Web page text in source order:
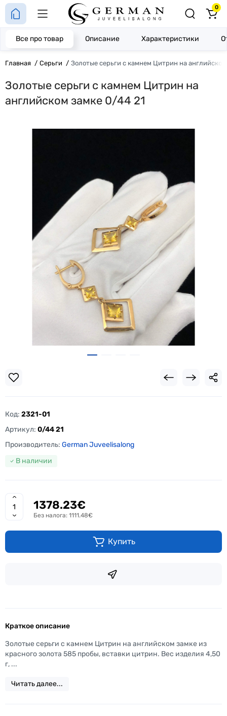
0
Главная Серьги Золотые серьги с камнем Цитрин на
Золотые серьги с камнем Цитрин на
английском замке 0/44 21
Все про товар Описание Характеристики
Код: 2321-01
Артикул: 0/44 21
Производитель: German Juveelisalong
В наличии
1378.23€
Без налога: 1111.48€
Купить
Краткое описание
Золотые серьги с камнем Цитрин на английском замке из
красного золота 585 пробы, вставки цитрин. Вес изделия 4,50
г, ...
Читать далее...